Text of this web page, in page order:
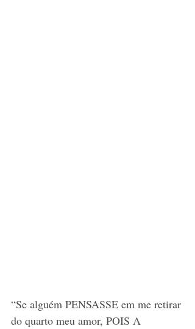
“Se alguém PENSASSE em me retirar
do quarto meu amor, POIS A